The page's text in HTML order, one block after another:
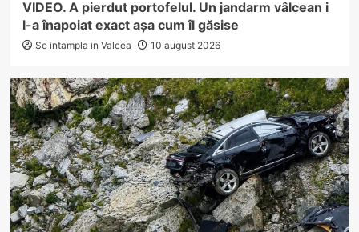
VIDEO. A pierdut portofelul. Un jandarm vâlcean i
l-a înapoiat exact așa cum îl găsise
Se intampla in Valcea 10 august 2026